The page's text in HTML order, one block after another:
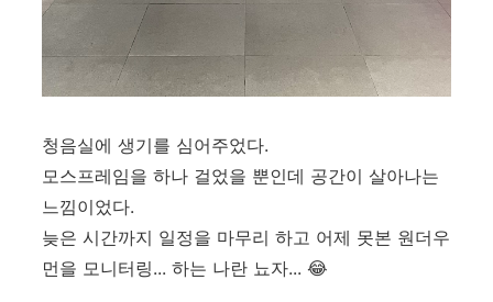
청음실에 생기를 심어주었다.
모스프레임을 하나 걸었을 뿐인데 공간이 살아나는
느낌이었다.
늦은 시간까지 일정을 마무리 하고 어제 못본 원더우
먼을 모니터링... 하는 나란 뇨자... 😂